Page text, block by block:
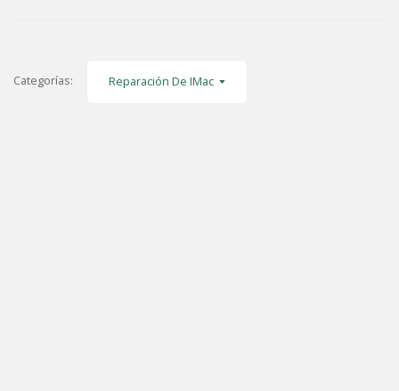
Categorías: Reparación De IMac